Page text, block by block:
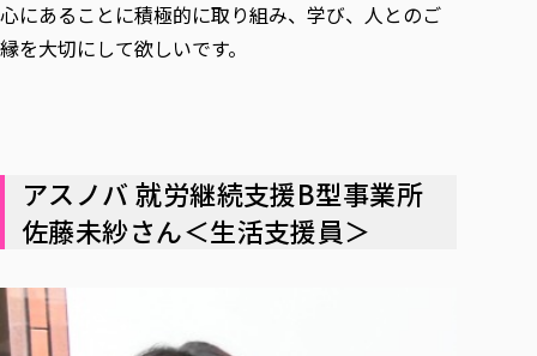
心にあることに積極的に取り組み、学び、人とのご
縁を大切にして欲しいです。
アスノバ 就労継続支援B型事業所
佐藤未紗さん＜生活支援員＞